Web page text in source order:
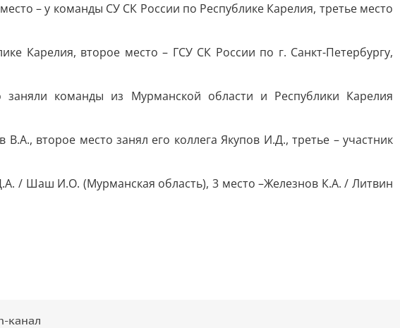
– у команды СУ СК России по Республике Карелия, третье место
Карелия, второе место – ГСУ СК России по г. Санкт-Петербургу,
команды из Мурманской области и Республики Карелия
второе место занял его коллега Якупов И.Д., третье – участник
/ Шаш И.О. (Мурманская область), 3 место –Железнов К.А. / Литвин
канал